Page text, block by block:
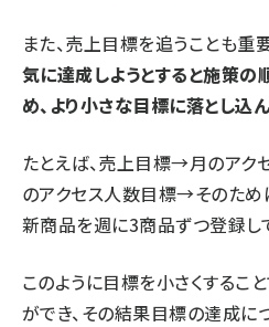
また、売上目標を追うことも重
気に達成しようとすると施策
め、より小さな目標に落とし込
たとえば、売上目標→月のア
のアクセス人数目標→そのため
新商品を週に3商品ずつ登録し
このように目標を小さくするこ
ができ、その結果目標の達成に